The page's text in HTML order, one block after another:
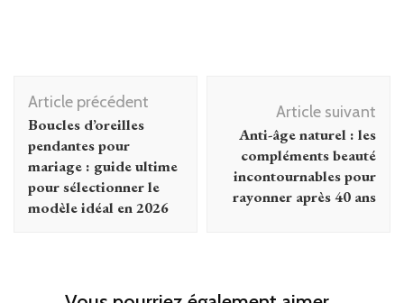
Navigation
d'article
Article précédent
Boucles d’oreilles
pendantes pour
mariage : guide ultime
pour sélectionner le
modèle idéal en 2026
Article suivant
Anti-âge naturel : les
compléments beauté
incontournables pour
rayonner après 40 ans